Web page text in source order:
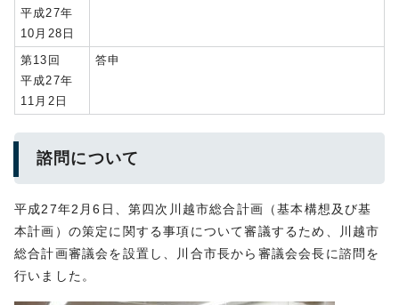
平成27年
10月28日
第13回
平成27年
11月2日
答申
諮問について
平成27年2月6日、第四次川越市総合計画（基本構想及び基
本計画）の策定に関する事項について審議するため、川越市
総合計画審議会を設置し、川合市長から審議会会長に諮問を
行いました。